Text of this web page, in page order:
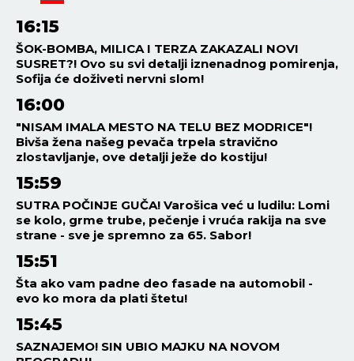
16:15
ŠOK-BOMBA, MILICA I TERZA ZAKAZALI NOVI
SUSRET?! Ovo su svi detalji iznenadnog pomirenja,
Sofija će doživeti nervni slom!
16:00
"NISAM IMALA MESTO NA TELU BEZ MODRICE"!
Bivša žena našeg pevača trpela stravično
zlostavljanje, ove detalji ježe do kostiju!
15:59
SUTRA POČINJE GUČA! Varošica već u ludilu: Lomi
se kolo, grme trube, pečenje i vruća rakija na sve
strane - sve je spremno za 65. Sabor!
15:51
Šta ako vam padne deo fasade na automobil -
evo ko mora da plati štetu!
15:45
SAZNAJEMO! SIN UBIO MAJKU NA NOVOM